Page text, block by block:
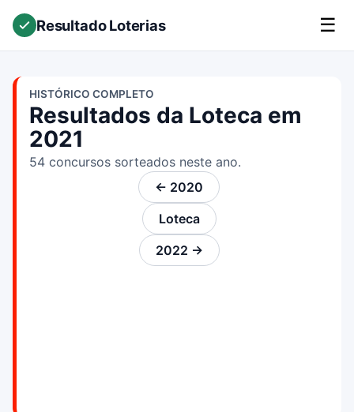
Resultado Loterias ☰
HISTÓRICO COMPLETO
Resultados da Loteca em
2021
54 concursos sorteados neste ano.
← 2020
Loteca
2022 →